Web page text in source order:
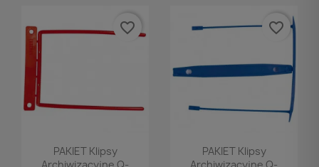
Podgląd
PAKIET Klipsy
favorite_border
Podgląd
PAKIET Klipsy
favorite_border